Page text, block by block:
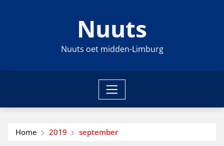
Nuuts
Nuuts oet midden-Limburg
Home 2019 september